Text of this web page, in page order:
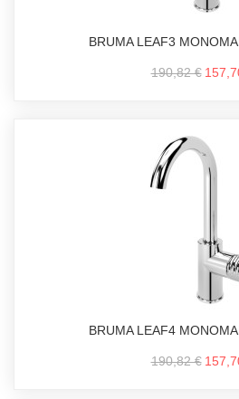
BRUMA LEAF3
190,82 €
BRUMA LEAF4
190,82 €